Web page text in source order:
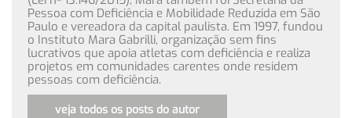
Pessoa com Deficiência e Mobilidade Reduzida em São
Paulo e vereadora da capital paulista. Em 1997, fundou
o Instituto Mara Gabrilli, organização sem fins
lucrativos que apoia atletas com deficiência e realiza
projetos em comunidades carentes onde residem
pessoas com deficiência.
veja todos os posts do autor